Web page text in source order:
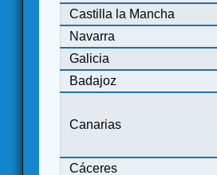
Castilla la Mancha
Navarra
Galicia
Badajoz
Canarias
Cáceres